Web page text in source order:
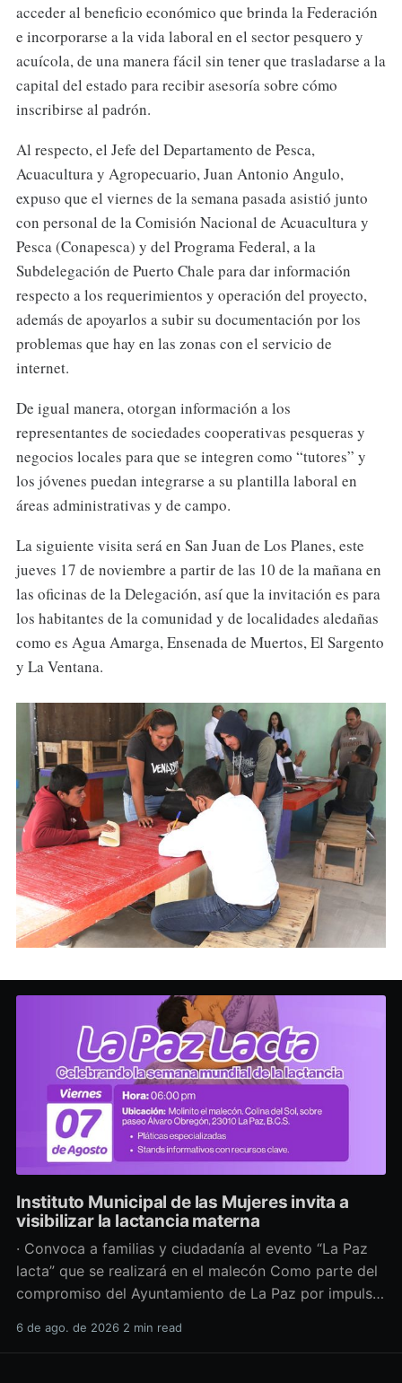
acceder al beneficio económico que brinda la Federación
e incorporarse a la vida laboral en el sector pesquero y
acuícola, de una manera fácil sin tener que trasladarse a la
capital del estado para recibir asesoría sobre cómo
inscribirse al padrón.
Al respecto, el Jefe del Departamento de Pesca,
Acuacultura y Agropecuario, Juan Antonio Angulo,
expuso que el viernes de la semana pasada asistió junto
con personal de la Comisión Nacional de Acuacultura y
Pesca (Conapesca) y del Programa Federal, a la
Subdelegación de Puerto Chale para dar información
respecto a los requerimientos y operación del proyecto,
además de apoyarlos a subir su documentación por los
problemas que hay en las zonas con el servicio de
internet.
De igual manera, otorgan información a los
representantes de sociedades cooperativas pesqueras y
negocios locales para que se integren como “tutores” y
los jóvenes puedan integrarse a su plantilla laboral en
áreas administrativas y de campo.
La siguiente visita será en San Juan de Los Planes, este
jueves 17 de noviembre a partir de las 10 de la mañana en
las oficinas de la Delegación, así que la invitación es para
los habitantes de la comunidad y de localidades aledañas
como es Agua Amarga, Ensenada de Muertos, El Sargento
y La Ventana.
Instituto Municipal de las Mujeres invita a
visibilizar la lactancia materna
· Convoca a familias y ciudadanía al evento “La Paz
lacta” que se realizará en el malecón Como parte del
compromiso del Ayuntamiento de La Paz por impulsar
salud y los derechos de las mujeres, así como generar
6 de ago. de 2026 2 min read